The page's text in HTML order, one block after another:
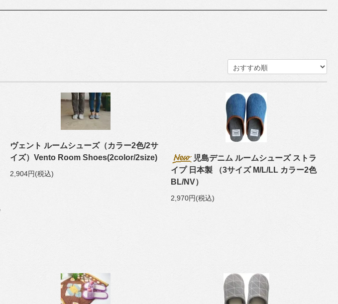
ヴェント ルームシューズ（カラー2色/2サ
イズ）Vento Room Shoes(2color/2size)
2,904円(税込)
児島デニム ルームシューズ ストラ
イプ 日本製 （3サイズ M/L/LL カラー2色
BL/NV）
2,970円(税込)